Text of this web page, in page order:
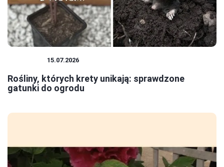
15.07.2026
Rośliny, których krety unikają: sprawdzone
gatunki do ogrodu